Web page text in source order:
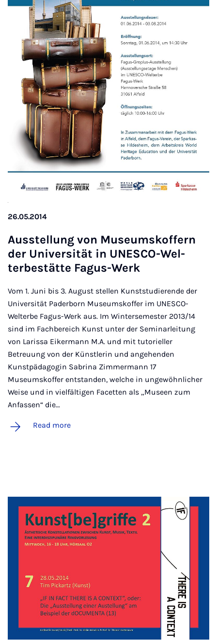
26.05.2014
Aus­s­tel­lung von Mu­seum­skof­fern
der Uni­versität in UN­ESCO-Wel­
terbe­stätte Fagus-Werk
Vom 1. Juni bis 3. August stellen Kunststudierende der
Universität Paderborn Museumskoffer im UNESCO-
Welterbe Fagus-Werk aus. Im Wintersemester 2013/14
sind im Fachbereich Kunst unter der Seminarleitung
von Larissa Eikermann M.A. und mit tutorieller
Betreuung von der Künstlerin und angehenden
Kunstpädagogin Sabrina Zimmermann 17
Museumskoffer entstanden, welche in ungewöhnlicher
Weise und in vielfältigen Facetten als „Museen zum
Anfassen“ die…
Read more